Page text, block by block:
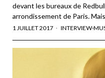
devant les bureaux de
arrondissement de Paris.
1 JUILLET 2017 INTERVIEW·